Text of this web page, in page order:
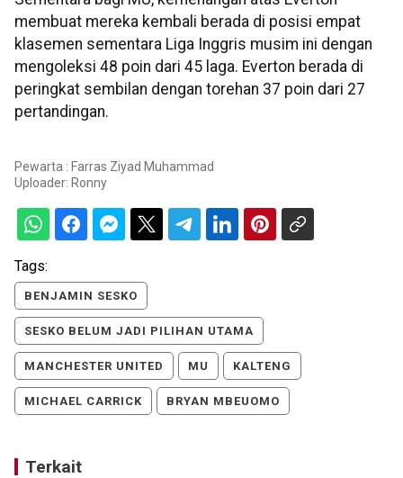
membuat mereka kembali berada di posisi empat
klasemen sementara Liga Inggris musim ini dengan
mengoleksi 48 poin dari 45 laga. Everton berada di
peringkat sembilan dengan torehan 37 poin dari 27
pertandingan.
Pewarta : Farras Ziyad Muhammad
Uploader: Ronny
Tags:
BENJAMIN SESKO
SESKO BELUM JADI PILIHAN UTAMA
MANCHESTER UNITED MU KALTENG
MICHAEL CARRICK BRYAN MBEUOMO
Terkait